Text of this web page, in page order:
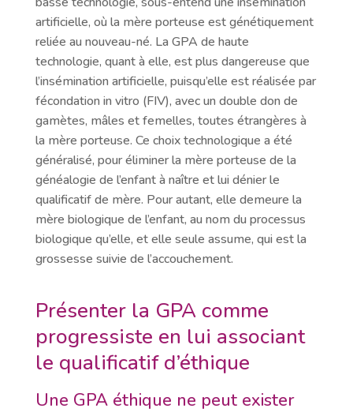
artificielle, où la mère porteuse est génétiquement
reliée au nouveau-né. La GPA de haute
technologie, quant à elle, est plus dangereuse que
l’insémination artificielle, puisqu’elle est réalisée par
fécondation in vitro (FIV), avec un double don de
gamètes, mâles et femelles, toutes étrangères à
la mère porteuse. Ce choix technologique a été
généralisé, pour éliminer la mère porteuse de la
généalogie de l’enfant à naître et lui dénier le
qualificatif de mère. Pour autant, elle demeure la
mère biologique de l’enfant, au nom du processus
biologique qu’elle, et elle seule assume, qui est la
grossesse suivie de l’accouchement.
Présenter la GPA comme
progressiste en lui associant
le qualificatif d’éthique
Une GPA éthique ne peut exister